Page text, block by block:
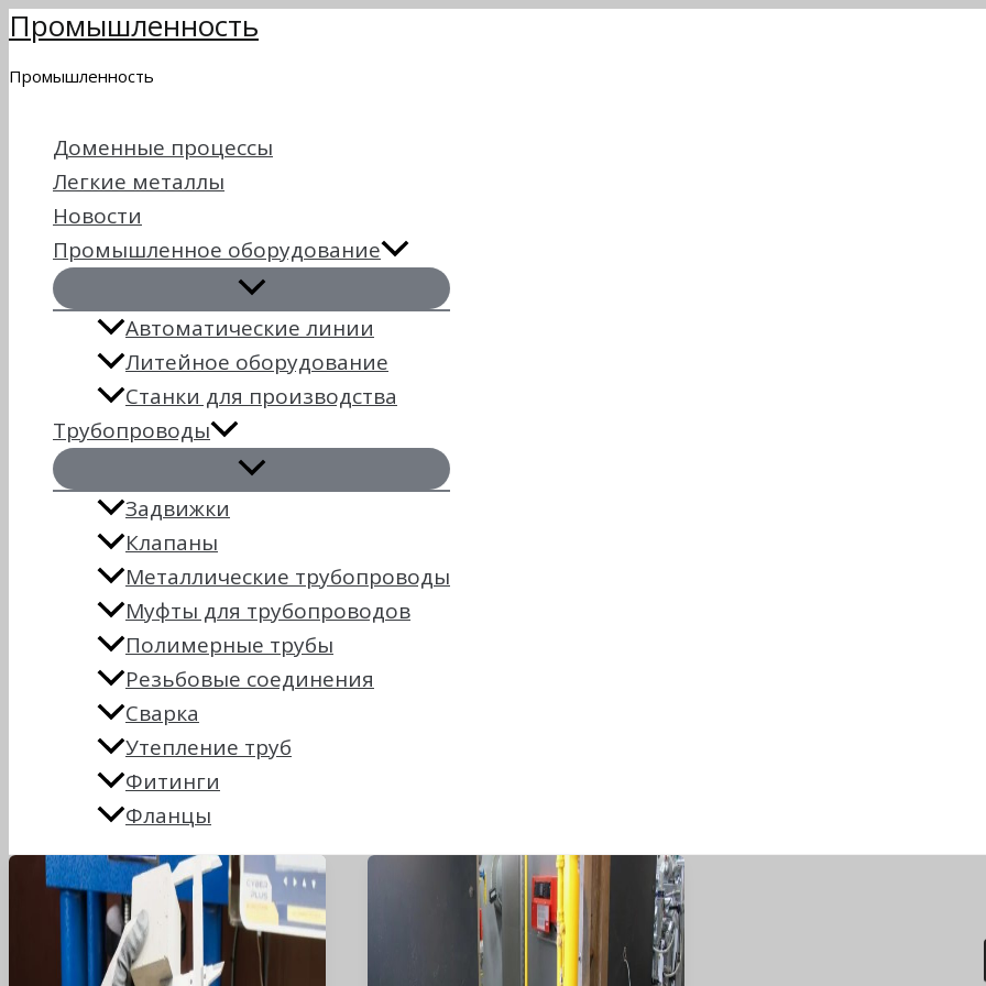
Перейти
содержимому
Промышленность
Промышленность
Доменные процессы
Легкие металлы
Новости
Промышленное оборудование
Автоматические линии
Литейное оборудование
Станки для производства
Трубопроводы
Задвижки
Клапаны
Металлические трубопроводы
Муфты для трубопроводов
Полимерные трубы
Резьбовые соединения
Сварка
Утепление труб
Фитинги
Фланцы